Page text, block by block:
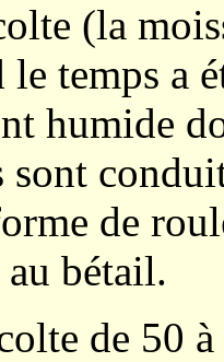
(la
le temps a
humide
sont
de
bétail.
de 50